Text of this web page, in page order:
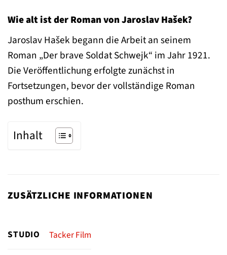
Wie alt ist der Roman von Jaroslav Hašek?
Jaroslav Hašek begann die Arbeit an seinem
Roman „Der brave Soldat Schwejk“ im Jahr 1921.
Die Veröffentlichung erfolgte zunächst in
Fortsetzungen, bevor der vollständige Roman
posthum erschien.
Inhalt
ZUSÄTZLICHE INFORMATIONEN
STUDIO Tacker Film